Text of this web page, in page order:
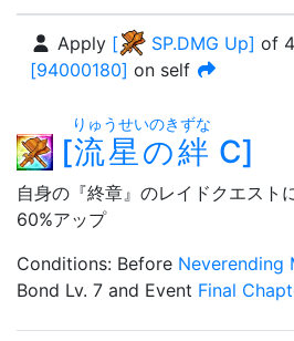
Apply [ SP.DMG Up] of
[94000180] on self
[流星の絆
りゅうせいのきずな
C]
自身の『終章』のレイドクエスト
60%アップ
Conditions: Before Neverending
Bond Lv. 7 and Event Final